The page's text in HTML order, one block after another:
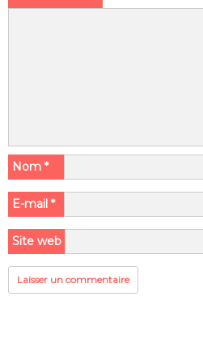
Nom *
E-mail *
Site web